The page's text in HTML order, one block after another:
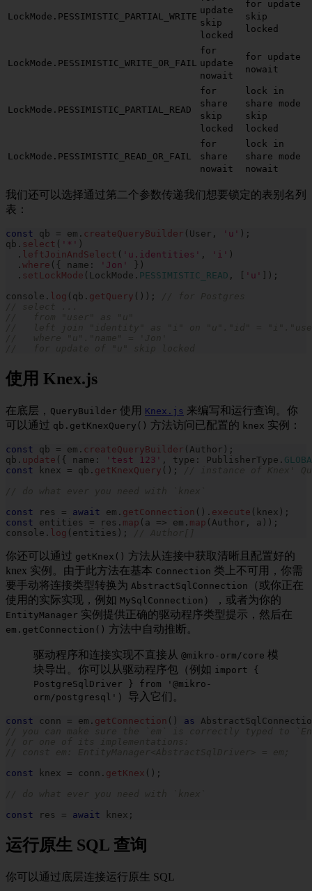
LockMode.PESSIMISTIC_PARTIAL_WRITE
update
skip
locked
for update
skip
locked
LockMode.PESSIMISTIC_WRITE_OR_FAIL
for
update
nowait
for update
nowait
LockMode.PESSIMISTIC_PARTIAL_READ
for
share
skip
locked
lock in
share mode
skip
locked
LockMode.PESSIMISTIC_READ_OR_FAIL
for
share
nowait
lock in
share mode
nowait
我们还可以选择通过第二个参数传递我们想要锁定的表别名列
表：
const qb = em . createQueryBuilder ( User , 'u' ) ;
qb . select ( '*' )
. leftJoinAndSelect ( 'u.identities' , 'i' )
. where ( { name : 'Jon' } )
. setLockMode ( LockMode . PESSIMISTIC_READ , 'u' ) ;
console . log ( qb . getQuery ( ) ) ;
//   left join "identity" as "i" on "u"."id" =
使用 Knex.js
在底层， QueryBuilder 使用 Knex.js 来编写和运行查询。你
可以通过 qb.getKnexQuery() 方法访问已配置的 knex 实例：
const qb = em . createQueryBuilder ( Author ) ;
qb . update ( { name : 'test 123' , type : PublisherType .
const knex = qb . getKnexQuery ( ) ;
// instance of Knex'
const res = await em . getConnection ( ) . execute ( knex ) ;
const entities = res . map ( a => em . map ( Author , a ) ) ;
console . log ( entities ) ;
你还可以通过 getKnex() 方法从连接中获取清晰且配置好的
knex 实例。由于此方法在基本 Connection 类上不可用，你需
要手动将连接类型转换为 AbstractSqlConnection
（或你正在
使用的实际实现，例如 MySqlConnection ），或者为你的
EntityManager 实例提供正确的驱动程序类型提示，然后在
em.getConnection() 方法中自动推断。
驱动程序和连接实现不直接从 @mikro-orm/core 模
块导出。你可以从驱动程序包（例如 import {
PostgreSqlDriver } from '@mikro-
orm/postgresql' ）导入它们。
const conn = em . getConnection ( ) as
// you can make sure the `em` is correctly typed to
const knex = conn . getKnex ( ) ;
const res = await knex ;
运行原生 SQL 查询
你可以通过底层连接运行原生 SQL